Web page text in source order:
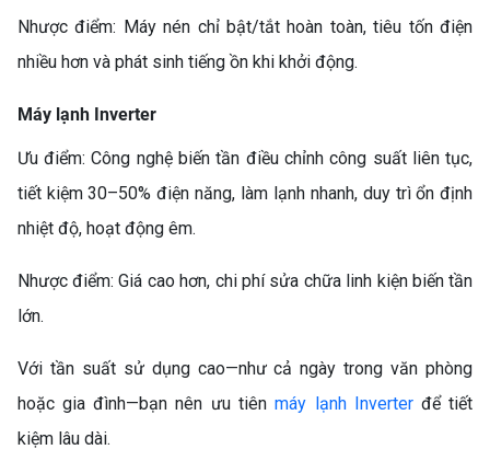
Nhược điểm: Máy nén chỉ bật/tắt hoàn toàn, tiêu tốn điện
nhiều hơn và phát sinh tiếng ồn khi khởi động.
Máy lạnh Inverter
Ưu điểm: Công nghệ biến tần điều chỉnh công suất liên tục,
tiết kiệm 30–50% điện năng, làm lạnh nhanh, duy trì ổn định
nhiệt độ, hoạt động êm.
Nhược điểm: Giá cao hơn, chi phí sửa chữa linh kiện biến tần
lớn.
Với tần suất sử dụng cao—như cả ngày trong văn phòng
hoặc gia đình—bạn nên ưu tiênmáy lạnh Inverterđể tiết
kiệm lâu dài.